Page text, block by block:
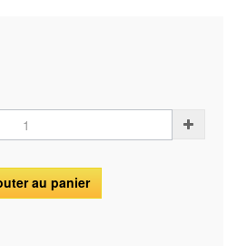
au panier